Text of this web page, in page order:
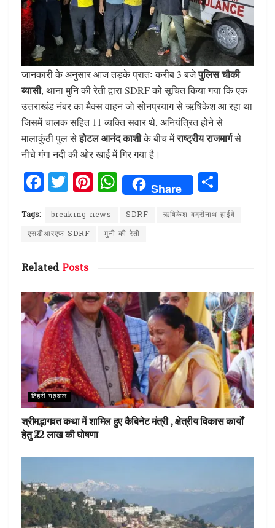
जानकारी के अनुसार आज तड़के प्रातः करीब 3 बजेपुलिस चौकी
ब्यासी, थाना मुनि की रेती द्वारा SDRF को सूचित किया गया कि एक
उत्तराखंड नंबर का मैक्स वाहन जो सोनप्रयाग से ऋषिकेश आ रहा था
जिसमें चालक सहित 11 व्यक्ति सवार थे, अनियंत्रित होने से
मालाकुंठी पुल सेहोटल आनंद काशीके बीच मेंराष्ट्रीय राजमार्गसे
नीचे गंगा नदी की ओर खाई में गिर गया है।
F
a
ce
b
o
o
k
T
w
it
te
r
Pi
n
te
re
W
h
at
s
p
Share
ar
Tags: breaking news SDRF
ऋषिकेश बदरीनाथ हाईवे
एसडीआरएफ SDRF
मुनी की रेती
RelatedPosts
टिहरी गढ़वाल
श्रीमद्भागवत कथा में शामिल हुए कैबिनेट मंत्री , क्षेत्रीय विकास कार्यों
हेतु ₹22 लाख की घोषणा